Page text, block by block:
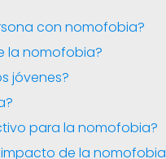
con nomofobia?
la nomofobia?
jóvenes?
para la nomofobia?
de la nomofobia